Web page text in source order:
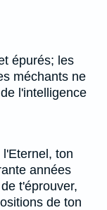
épurés; les
méchants ne
l'intelligence
ton
années
t'éprouver,
de ton